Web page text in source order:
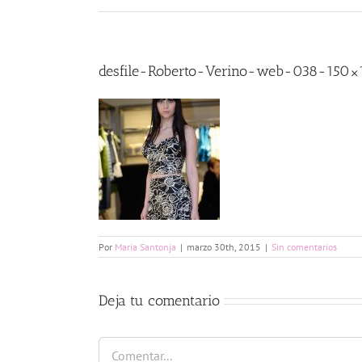
desfile-Roberto-Verino-web-038-
Por Maria Santonja | marzo 30th, 2015 | Sin comentarios
Deja tu comentario
Comentar